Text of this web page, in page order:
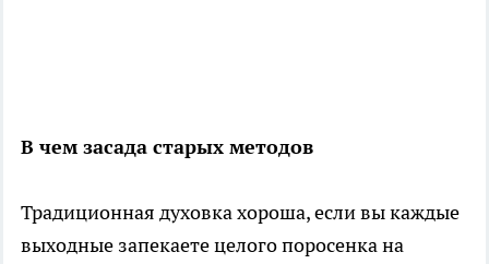
В чем засада старых методов
Традиционная духовка хороша, если вы каждые
выходные запекаете целого поросенка на